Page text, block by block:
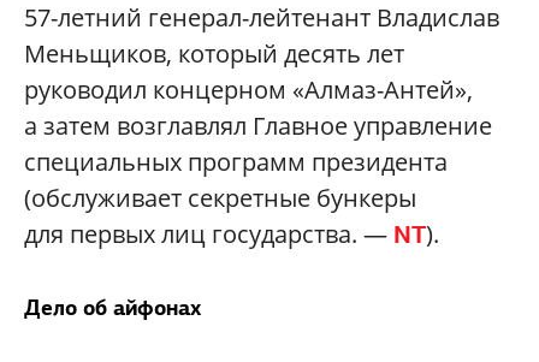
57-летний генерал-лейтенант Владислав
Меньщиков, который десять лет
руководил концерном «Алмаз-Антей»,
а затем возглавлял Главное управление
специальных программ президента
(обслуживает секретные бункеры
для первых лиц государства. — NT).
Дело об айфонах